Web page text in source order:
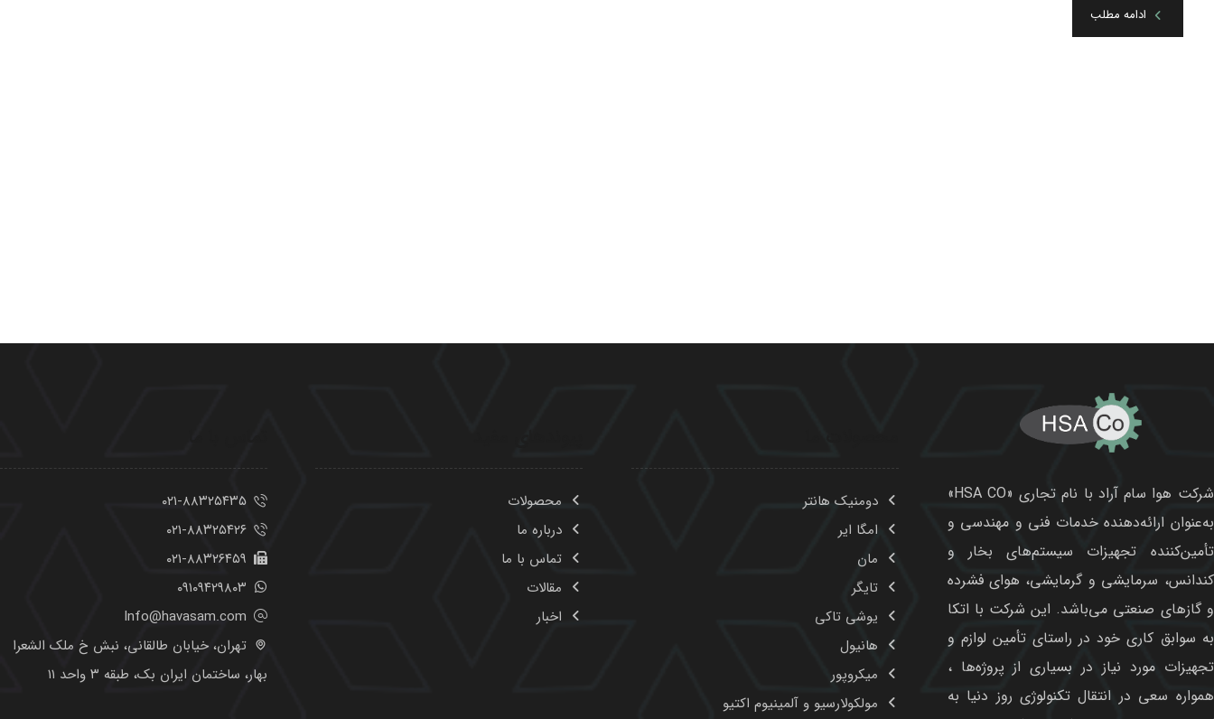
ادامه مطلب
شرکت هوا سام آراد با نام تجاری «HSA CO»
به‌عنوان ارائه‌دهنده خدمات فنی و مهندسی و
تأمین‌کننده تجهیزات سیستم‌های بخار و
کندانس، سرمایشی و گرمایشی، هوای فشرده
و گازهای صنعتی می‌باشد. این شرکت با اتکا
به سوابق کاری خود در راستای تأمین لوازم و
تجهیزات مورد نیاز در بسیاری از پروژه‌ها ،
همواره سعی در انتقال تکنولوژی روز دنیا به
دومنیک هانتر
امگا ایر
مان
تایگر
یوشی تاکی
هانیول
میکروپور
مولکولارسیو و آلمینیوم اکتیو
محصولات
درباره ما
تماس با ما
مقالات
اخبار
۰۲۱-۸۸۳۲۵۴۳۵
۰۲۱-۸۸۳۲۵۴۲۶
۰۲۱-۸۸۳۲۶۴۵۹
۰۹۱۰۹۴۲۹۸۰۳
Info@havasam.com
تهران، خیابان طالقانی، نبش خ ملک الشعرا
بهار، ساختمان ایران بک، طبقه ۳ واحد ۱۱